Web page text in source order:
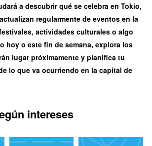
a descubrir qué se celebra en Tokio,
regularmente de eventos en la
actividades culturales o algo
hoy o este fin de semana, explora los
lugar próximamente y planifica tu
lo que va ocurriendo en la capital de
intereses